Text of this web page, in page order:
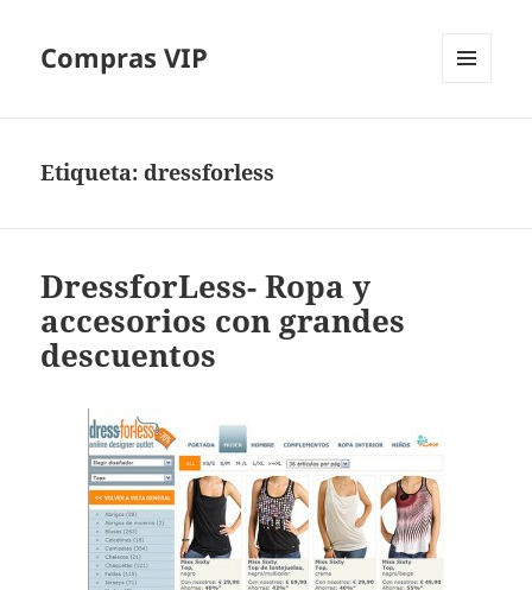
Compras VIP
Etiqueta:dressforless
DressforLess- Ropa y
accesorios con grandes
descuentos